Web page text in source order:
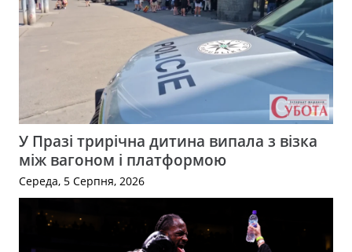
У Празі трирічна дитина випала з візка
між вагоном і платформою
Середа, 5 Серпня, 2026